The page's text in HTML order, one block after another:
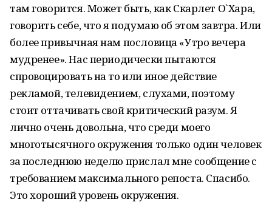
там говорится. Может быть, как Скарлет О`Хара,
говорить себе, что я подумаю об этом завтра. Или
более привычная нам пословица «Утро вечера
мудренее». Нас периодически пытаются
спровоцировать на то или иное действие
рекламой, телевидением, слухами, поэтому
стоит оттачивать свой критический разум. Я
лично очень довольна, что среди моего
многотысячного окружения только один человек
за последнюю неделю прислал мне сообщение с
требованием максимального репоста. Спасибо.
Это хороший уровень окружения.